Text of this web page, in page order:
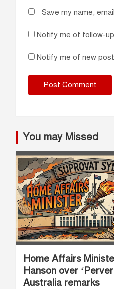
Save my name,
Notify me of follow-
Notify me of new
You may Missed
Home Affairs
Hanson over
Australia remarks